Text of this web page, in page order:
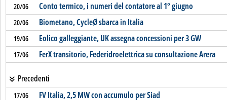
20/06 Conto termico, i numeri del contatore al 1° giugno
20/06 Biometano, CycleØ sbarca in Italia
19/06 Eolico galleggiante, UK assegna concessioni per 3 GW
17/06 FerX transitorio, Federidroelettrica su consultazione Arera
Precedenti
17/06 FV Italia, 2,5 MW con accumulo per Siad